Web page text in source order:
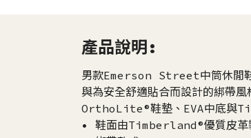
產品說明:
男款Emerson Street中筒休閒
與為安全舒適貼合而設計的綁帶風
OrthoLite®鞋墊、EVA中底與
• 鞋面由Timberland®優質皮革